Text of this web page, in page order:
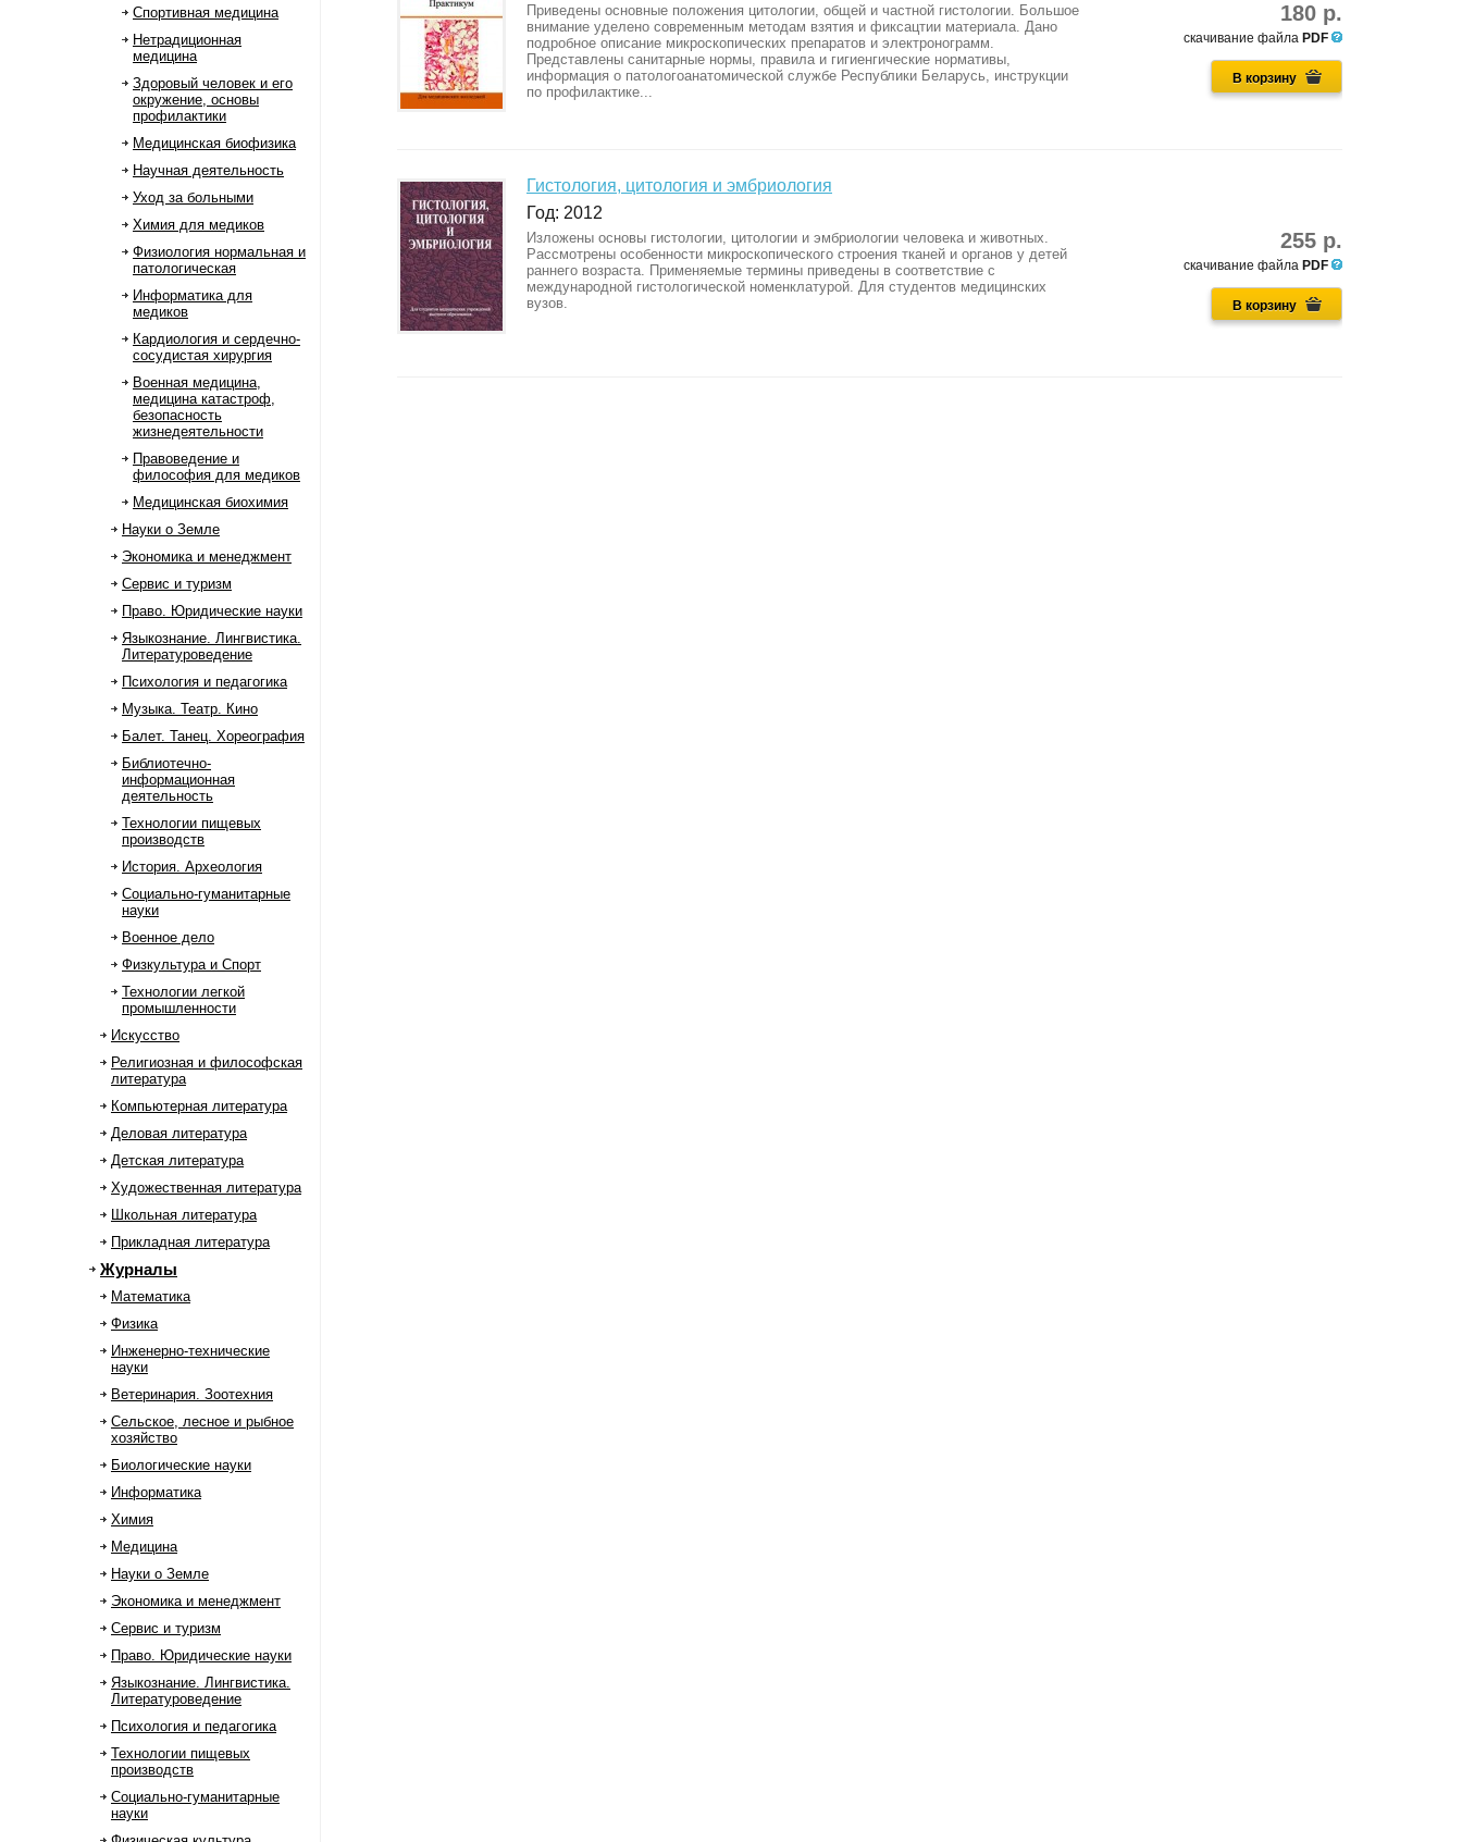
Спортивная медицина
Нетрадиционная
медицина
Здоровый человек и его
окружение, основы
профилактики
Медицинская биофизика
Научная деятельность
Уход за больными
Химия для медиков
Физиология нормальная и
патологическая
Информатика для
медиков
Кардиология и сердечно-
сосудистая хирургия
Военная медицина,
медицина катастроф,
безопасность
жизнедеятельности
Правоведение и
философия для медиков
Медицинская биохимия
Науки о Земле
Экономика и менеджмент
Сервис и туризм
Право. Юридические науки
Языкознание. Лингвистика.
Литературоведение
Психология и педагогика
Музыка. Театр. Кино
Балет. Танец. Хореография
Библиотечно-
информационная
деятельность
Технологии пищевых
производств
История. Археология
Социально-гуманитарные
науки
Военное дело
Физкультура и Спорт
Технологии легкой
промышленности
Искусство
Религиозная и философская
литература
Компьютерная литература
Деловая литература
Детская литература
Художественная литература
Школьная литература
Прикладная литература
Журналы
Математика
Физика
Инженерно-технические
науки
Ветеринария. Зоотехния
Сельское, лесное и рыбное
хозяйство
Биологические науки
Информатика
Химия
Медицина
Науки о Земле
Экономика и менеджмент
Сервис и туризм
Право. Юридические науки
Языкознание. Лингвистика.
Литературоведение
Психология и педагогика
Технологии пищевых
производств
Социально-гуманитарные
науки
180 р.
скачивание файла PDF
В корзину
Приведены основные положения цитологии, общей и частной гистологии. Большое
внимание уделено современным методам взятия и фиксацтии материала. Дано
подробное описание микроскопических препаратов и электронограмм.
Представлены санитарные нормы, правила и гигиенгические нормативы,
информация о патологоанатомической службе Республики Беларусь, инструкции
по профилактике...
Гистология, цитология и эмбриология
Год: 2012
255 р.
скачивание файла PDF
В корзину
Изложены основы гистологии, цитологии и эмбриологии человека и животных.
Рассмотрены особенности микроскопического строения тканей и органов у детей
раннего возраста. Применяемые термины приведены в соответствие с
международной гистологической номенклатурой. Для студентов медицинских
вузов.